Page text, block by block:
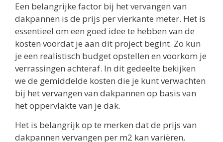
Een belangrijke factor bij het vervangen van
dakpannen is de prijs per vierkante meter. Het is
essentieel om een goed idee te hebben van de
kosten voordat je aan dit project begint. Zo kun
je een realistisch budget opstellen en voorkom je
verrassingen achteraf. In dit gedeelte bekijken
we de gemiddelde kosten die je kunt verwachten
bij het vervangen van dakpannen op basis van
het oppervlakte van je dak.
Het is belangrijk op te merken dat de prijs van
dakpannen vervangen per m2 kan variëren,